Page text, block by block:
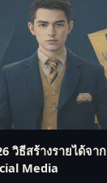
วิธีสร้างรายได้จ
Media